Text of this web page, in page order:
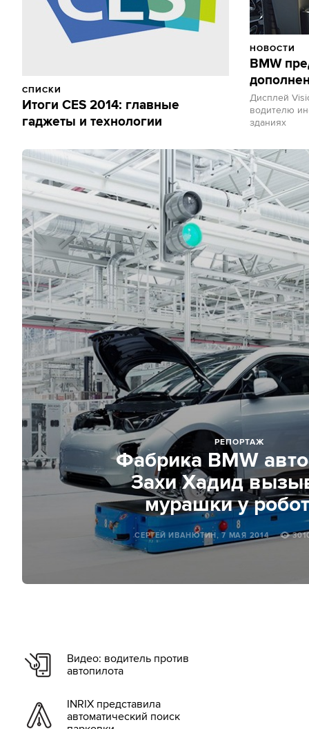
СПИСКИ
Итоги CES 2014: главные
гаджеты и технологии
НОВОСТИ
BMW
Дисплей
водителю
зданиях
РЕПОРТАЖ
Фабрика BMW
Захи Хадид
мурашки у
СЕРГЕЙ ИВАНЮТИН, 7 МАЯ 2014
Видео: водитель против
автопилота
INRIX представила
автоматический поиск